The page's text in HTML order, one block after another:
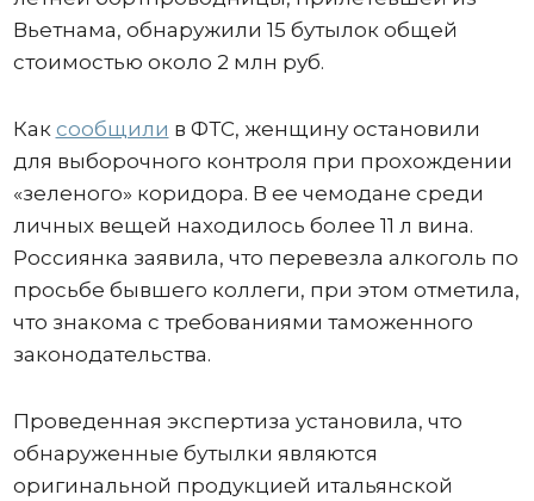
Вьетнама, обнаружили 15 бутылок общей
стоимостью около 2 млн руб.
Как сообщили в ФТС, женщину остановили
для выборочного контроля при прохождении
«зеленого» коридора. В ее чемодане среди
личных вещей находилось более 11 л вина.
Россиянка заявила, что перевезла алкоголь по
просьбе бывшего коллеги, при этом отметила,
что знакома с требованиями таможенного
законодательства.
Проведенная экспертиза установила, что
обнаруженные бутылки являются
оригинальной продукцией итальянской